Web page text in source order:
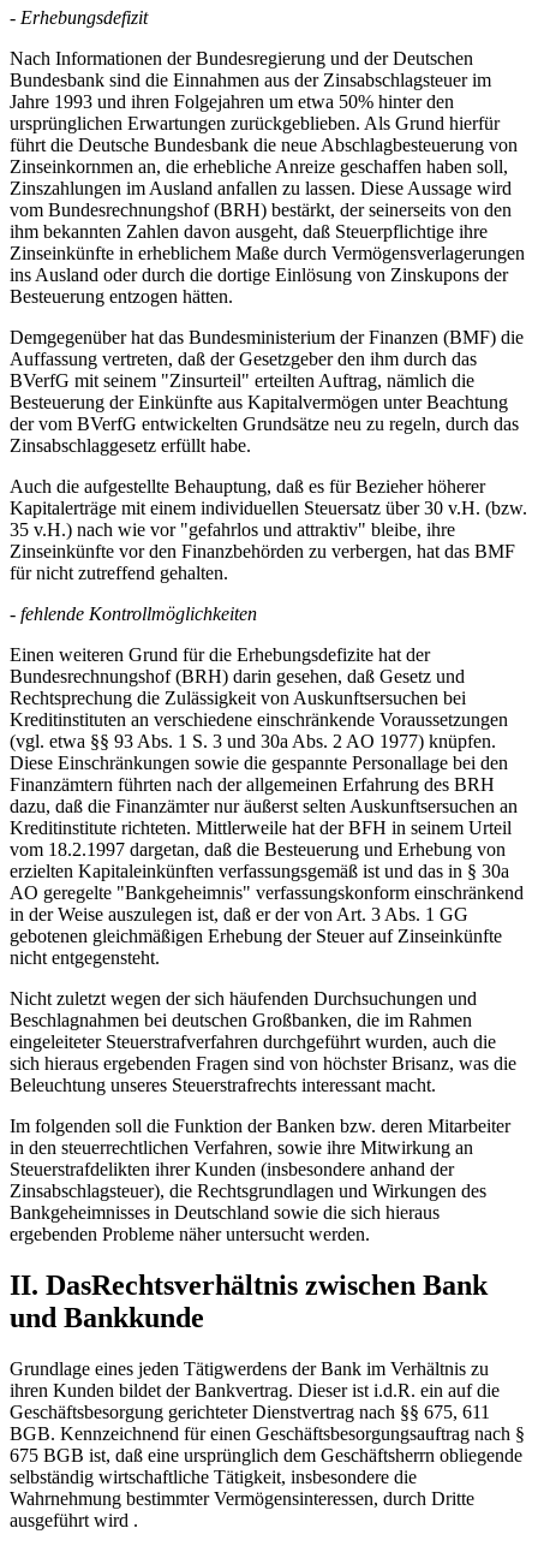
- Erhebungsdefizit
Nach Informationen der Bundesregierung und der Deutschen
Bundesbank sind die Einnahmen aus der Zinsabschlagsteuer im
Jahre 1993 und ihren Folgejahren um etwa 50% hinter den
ursprünglichen Erwartungen zurückgeblieben. Als Grund hierfür
führt die Deutsche Bundesbank die neue Abschlagbesteuerung von
Zinseinkornmen an, die erhebliche Anreize geschaffen haben soll,
Zinszahlungen im Ausland anfallen zu lassen. Diese Aussage wird
vom Bundesrechnungshof (BRH) bestärkt, der seinerseits von den
ihm bekannten Zahlen davon ausgeht, daß Steuerpflichtige ihre
Zinseinkünfte in erheblichem Maße durch Vermögensverlagerungen
ins Ausland oder durch die dortige Einlösung von Zinskupons der
Besteuerung entzogen hätten.
Demgegenüber hat das Bundesministerium der Finanzen (BMF) die
Auffassung vertreten, daß der Gesetzgeber den ihm durch das
BVerfG mit seinem "Zinsurteil" erteilten Auftrag, nämlich die
Besteuerung der Einkünfte aus Kapitalvermögen unter Beachtung
der vom BVerfG entwickelten Grundsätze neu zu regeln, durch das
Zinsabschlaggesetz erfüllt habe.
Auch die aufgestellte Behauptung, daß es für Bezieher höherer
Kapitalerträge mit einem individuellen Steuersatz über 30 v.H. (bzw.
35 v.H.) nach wie vor "gefahrlos und attraktiv" bleibe, ihre
Zinseinkünfte vor den Finanzbehörden zu verbergen, hat das BMF
für nicht zutreffend gehalten.
- fehlende Kontrollmöglichkeiten
Einen weiteren Grund für die Erhebungsdefizite hat der
Bundesrechnungshof (BRH) darin gesehen, daß Gesetz und
Rechtsprechung die Zulässigkeit von Auskunftsersuchen bei
Kreditinstituten an verschiedene einschränkende Voraussetzungen
(vgl. etwa §§ 93 Abs. 1 S. 3 und 30a Abs. 2 AO 1977) knüpfen.
Diese Einschränkungen sowie die gespannte Personallage bei den
Finanzämtern führten nach der allgemeinen Erfahrung des BRH
dazu, daß die Finanzämter nur äußerst selten Auskunftsersuchen an
Kreditinstitute richteten. Mittlerweile hat der BFH in seinem Urteil
vom 18.2.1997 dargetan, daß die Besteuerung und Erhebung von
erzielten Kapitaleinkünften verfassungsgemäß ist und das in § 30a
AO geregelte "Bankgeheimnis" verfassungskonform einschränkend
in der Weise auszulegen ist, daß er der von Art. 3 Abs. 1 GG
gebotenen gleichmäßigen Erhebung der Steuer auf Zinseinkünfte
nicht entgegensteht.
Nicht zuletzt wegen der sich häufenden Durchsuchungen und
Beschlagnahmen bei deutschen Großbanken, die im Rahmen
eingeleiteter Steuerstrafverfahren durchgeführt wurden, auch die
sich hieraus ergebenden Fragen sind von höchster Brisanz, was die
Beleuchtung unseres Steuerstrafrechts interessant macht.
Im folgenden soll die Funktion der Banken bzw. deren Mitarbeiter
in den steuerrechtlichen Verfahren, sowie ihre Mitwirkung an
Steuerstrafdelikten ihrer Kunden (insbesondere anhand der
Zinsabschlagsteuer), die Rechtsgrundlagen und Wirkungen des
Bankgeheimnisses in Deutschland sowie die sich hieraus
ergebenden Probleme näher untersucht werden.
II. DasRechtsverhältnis zwischen Bank
und Bankkunde
Grundlage eines jeden Tätigwerdens der Bank im Verhältnis zu
ihren Kunden bildet der Bankvertrag. Dieser ist i.d.R. ein auf die
Geschäftsbesorgung gerichteter Dienstvertrag nach §§ 675, 611
BGB. Kennzeichnend für einen Geschäftsbesorgungsauftrag nach §
675 BGB ist, daß eine ursprünglich dem Geschäftsherrn obliegende
selbständig wirtschaftliche Tätigkeit, insbesondere die
Wahrnehmung bestimmter Vermögensinteressen, durch Dritte
ausgeführt wird .